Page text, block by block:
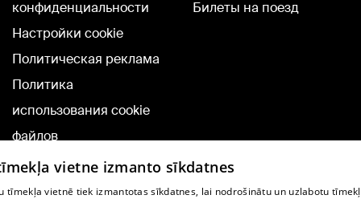
конфиденциальности
Настройки cookie
Политическая реклама
Политика
использования cookie
файлов
Добавление
комментариев
Билеты на поезд
vietne izmanto sīkdatnes
tīmekļa vietnē tiek izmantotas sīkdatnes, lai nodrošinātu un uzlabotu